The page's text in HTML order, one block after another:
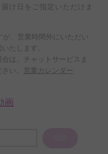
け日をご指定いただけま
、営業時間外にいただい
たします。
は、チャットサービスま
い。
営業カレンダー
画